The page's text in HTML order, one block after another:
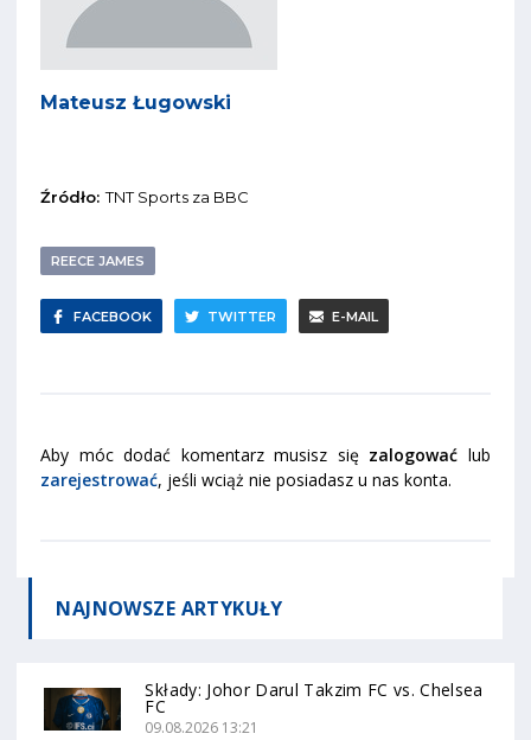
Mateusz Ługowski
Źródło: TNT Sports za BBC
REECE JAMES
FACEBOOK TWITTER E-MAIL
Aby móc dodać komentarz musisz się zalogować lub
zarejestrować, jeśli wciąż nie posiadasz u nas konta.
NAJNOWSZE ARTYKUŁY
Składy: Johor Darul Takzim FC vs. Chelsea
FC
09.08.2026 13:21